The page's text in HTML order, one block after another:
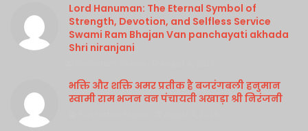
Lord Hanuman: The Eternal Symbol of
Strength, Devotion, and Selfless Service
Swami Ram Bhajan Van panchayati akhada
Shri niranjani
भक्ति और शक्ति अमर प्रतीक है बजरंगबली हनुमान
स्वामी राम भजन वन पंचायती अखाड़ा श्री निरंजनी